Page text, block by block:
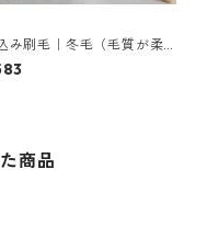
み刷毛｜冬毛（毛質が柔
い）2分
商品